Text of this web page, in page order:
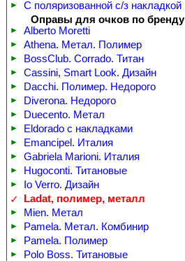
►
С поляризованной с/з накладкой
Оправы для очков по бренду
► Alberto Moretti
► Athena. Метал. Полимер
► BossClub. Corrado. Титан
► Cassini, Smart Look. Дизайн
► Dacchi. Полимер. Недорого
► Diverona. Недорого
► Duecento. Метал
► Eldorado с накладками
► Emancipel. Италия
► Gabriela Marioni. Италия
► Hugoconti. Титановые
►
Io Verro. Дизайн
✓
Ladat, полимер, металл
► Mien. Метал
► Pamela. Метал. Комбинир
► Pamela. Полимер
► Polo Boss. Титановые